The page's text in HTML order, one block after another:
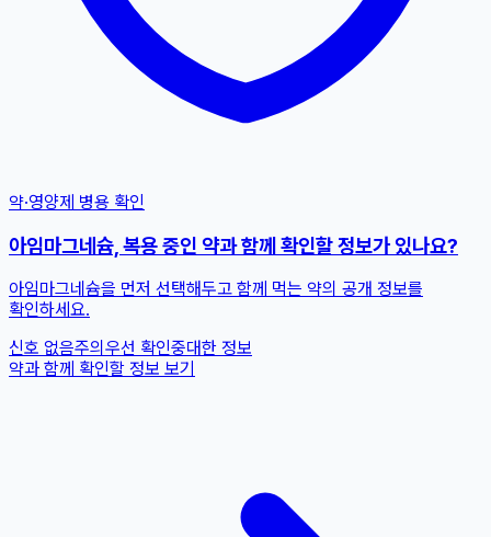
약·영양제 병용 확인
아임마그네슘, 복용 중인 약과 함께 확인할 정보가 있나요?
아임마그네슘을 먼저 선택해두고 함께 먹는 약의 공개 정보를
확인하세요.
신호 없음주의 우선 확인중대한 정보
약과 함께 확인할 정보 보기